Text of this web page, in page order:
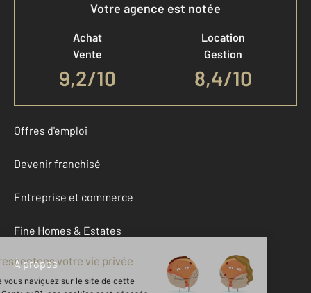
Votre agence est notée
Achat
Vente
9,2/10
Location
Gestion
8,4/10
Offres d'emploi
Devenir franchisé
Entreprise et commerce
Fine Homes & Estates
À propos